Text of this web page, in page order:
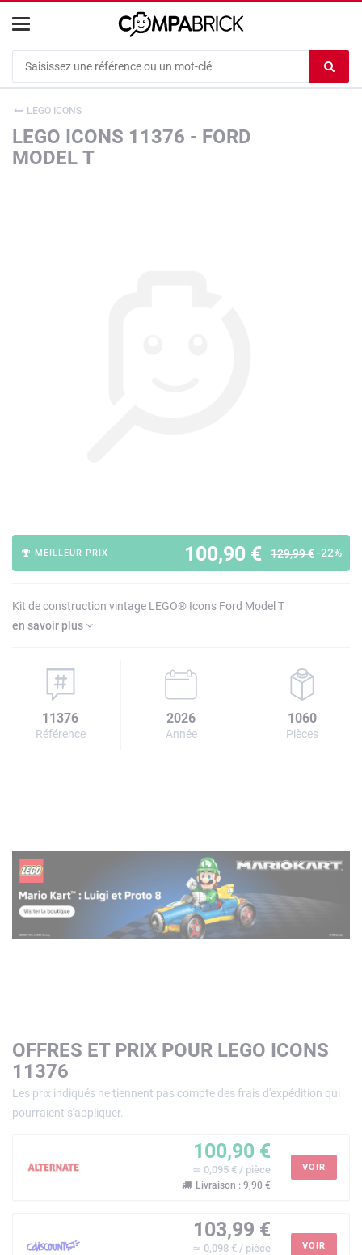
le
LEGO ICONS
LEGO ICONS 11376 - FORD
MODEL T
100,90 € 129,99 €-22%
MEILLEUR PRIX
Kit de construction vintage LEGO® Icons Ford Model T
en savoir plus
11376
Référence
2026
Année
1060
Pièces
OFFRES ET PRIX POUR LEGO ICONS
11376
Les prix indiqués ne tiennent pas compte des frais d'expédition qui
pourraient s'appliquer.
100,90 €
≃ 0,095 € / pièce
Livraison : 9,90 €
VOIR
103,99 €
≃ 0,098 € / pièce VOIR
Cookies management panel